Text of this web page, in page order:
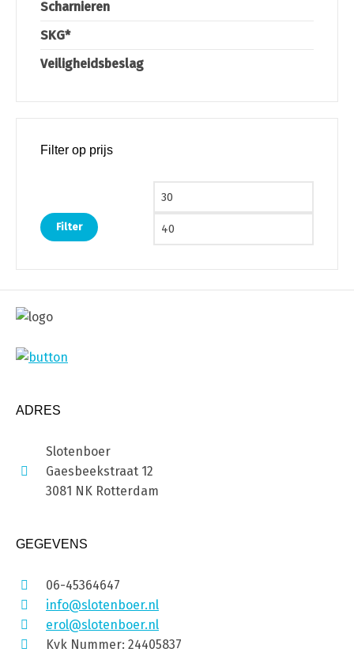
Scharnieren
SKG*
Veiligheidsbeslag
Filter op prijs
Min. prijs
Filter
ADRES
Slotenboer
Gaesbeekstraat 12
3081 NK Rotterdam
GEGEVENS
06-45364647
info@slotenboer.nl
erol@slotenboer.nl
Kvk Nummer: 24405837